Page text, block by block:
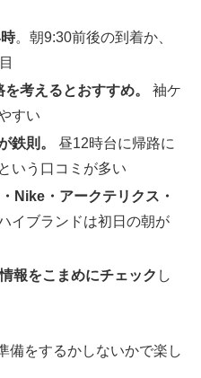
。朝9:30前後の到着か、
考えるとおすすめ。
袖ケ
すい
鉄則。
昼12時台に帰路に
いう口コミが多い
Nike・アークテリクス・
イブランドは初日の朝が
報をこまめにチェック し
備をするかしないかで楽し